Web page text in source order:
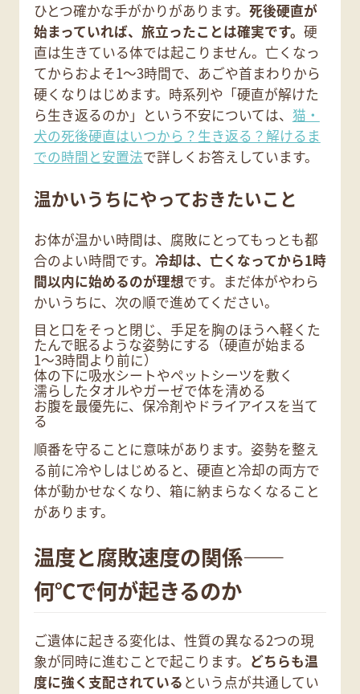
ひとつ確かな手がかりがあります。 死後硬直が
始まっていれば、旅立ったことは確実です。 硬
直は生きている体では起こりません。亡くなっ
てからおよそ1〜3時間で、あごや首まわりから
硬くなりはじめます。時系列や「硬直が解けた
ら生き返るのか」という不安については、 猫・
犬の死後硬直はいつから？生き返る？解けるま
での時間と安置法で詳しくお答えしています。
温かいうちにやっておきたいこと
お体が温かい時間は、腐敗にとってもっとも都
合のよい時間です。 冷却は、亡くなってから1時
間以内に始めるのが理想です。まだ体がやわら
かいうちに、次の順で進めてください。
目と口をそっと閉じ、手足を胸のほうへ軽くた
たんで眠るような姿勢にする（硬直が始まる
1〜3時間より前に）
体の下に吸水シートやペットシーツを敷く
濡らしたタオルやガーゼで体を清める
お腹を最優先に、保冷剤やドライアイスを当て
る
順番を守ることに意味があります。姿勢を整え
る前に冷やしはじめると、硬直と冷却の両方で
体が動かせなくなり、箱に納まらなくなること
があります。
温度と腐敗速度の関係——
何℃で何が起きるのか
ご遺体に起きる変化は、性質の異なる2つの現
象が同時に進むことで起こります。 どちらも温
度に強く支配されている という点が共通してい